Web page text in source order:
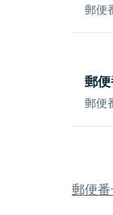
郵便
郵
郵便
郵便